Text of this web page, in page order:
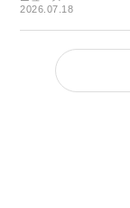
2026.07.18